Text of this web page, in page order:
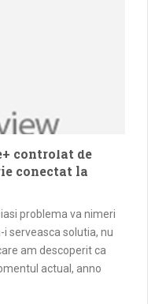
controlat de
conectat la
problema va nimeri
serveasca solutia, nu
am descoperit ca
actual, anno
cam …